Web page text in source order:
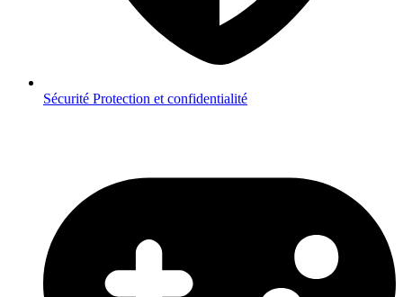
Sécurité Protection et confidentialité